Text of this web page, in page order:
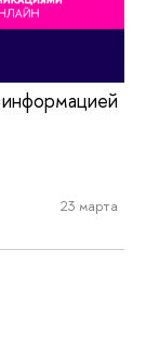
23 марта